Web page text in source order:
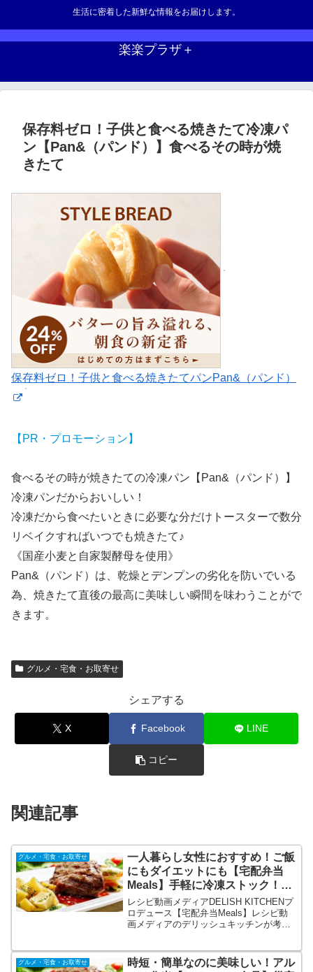
生活に密着した新鮮な情報をお届けします。
楽楽プラザ＋
保存料ゼロ！子供と食べる焼きたて冷凍パ
ン【Pan&（パンド）】食べるその時が焼
きたて
保存料ゼロ！子供と食べる焼きたてパンPan&（パンド）
【PR・プロモーション】
食べるその時が焼きたての冷凍パン【Pan&（パンド）】
冷凍パンだからおいしい！
冷凍だから食べたいときに必要な分だけトースターで数分
リベイクすればいつでも焼きたて♪
《国産小麦と自家製酵母を使用》
Pan&（パンド）は、乾燥とデンプンの劣化を防いでいる
為、焼きたて直後の最高に美味しい瞬間を味わうことがで
きます。
グルメ・宅食・お取寄せ
シェアする
X Facebook LINE
コピー
関連記事
グルメ・宅食・お取寄せ
一人暮らし女性におすすめ！ご飯
にもダイエットにも【宅配弁当
Meals】手軽に冷凍ストック！チ
ンしてすぐ食べられる！
レシピ動画メディアDELISH KITCHENプ
ロデュース【宅配弁当Meals】レシピ動
画メディアのデリッシュキッチンが考案
ランスに配慮したおいしいお食事をお届
けします。
グルメ・宅食・お取寄せ
時短・簡単なのに美味しい！アル